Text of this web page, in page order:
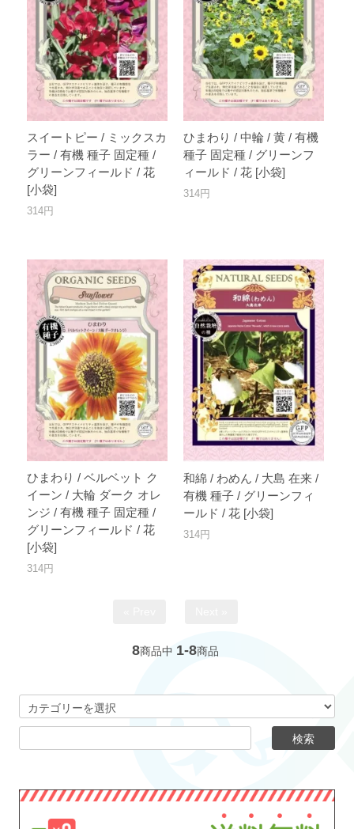
スイートピー / ミックスカ
ラー / 有機 種子 固定種 /
グリーンフィールド / 花
[小袋]
314円
ひまわり / 中輪 / 黄 / 有機
種子 固定種 / グリーンフ
ィールド / 花 [小袋]
314円
ひまわり / ベルベット ク
イーン / 大輪 ダーク オレ
ンジ / 有機 種子 固定種 /
グリーンフィールド / 花
[小袋]
314円
和綿 / わめん / 大島 在来 /
有機 種子 / グリーンフィ
ールド / 花 [小袋]
314円
8商品中 1-8商品